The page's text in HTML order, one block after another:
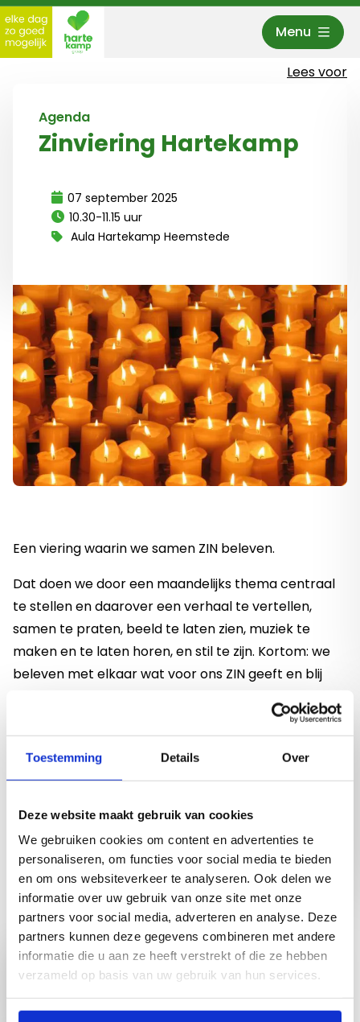
Toestemming Details Over
Deze website maakt gebruik van cookies
We gebruiken cookies om content en advertenties te
personaliseren, om functies voor social media te bieden
en om ons websiteverkeer te analyseren. Ook delen we
informatie over uw gebruik van onze site met onze
partners voor social media, adverteren en analyse. Deze
partners kunnen deze gegevens combineren met andere
informatie die u aan ze heeft verstrekt of die ze hebben
verzameld op basis van uw gebruik van hun services.
Menu
Lees voor
Zinviering Hartekamp
Agenda
07 september 2025
10.30-11.15 uur
Aula Hartekamp Heemstede
Een viering waarin we samen ZIN beleven.
Dat doen we door een maandelijks thema centraal
te stellen en daarover een verhaal te vertellen,
samen te praten, beeld te laten zien, muziek te
maken en te laten horen, en stil te zijn. Kortom: we
beleven met elkaar wat voor ons ZIN geeft en blij
Gezellig als je er weer bij bent!
Binnenkort op de agenda
Naar agenda overzicht
Bingo Harteheem
Grote zaal Cirkel Harteheem Heemskerk
09 augustus 2026
11.00-12.00 uur
Lees meer over Bingo Harteheem